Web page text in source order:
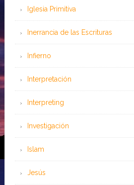
Iglesia Primitiva
Inerrancia de las Escrituras
Infierno
Interpretación
Interpreting
Investigación
Islam
Jesús